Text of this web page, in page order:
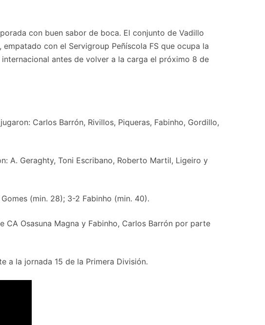
con buen sabor de boca. El conjunto de Vadillo
con el Servigroup Peñíscola FS que ocupa la
antes de volver a la carga el próximo 8 de
Carlos Barrón, Rivillos, Piqueras, Fabinho, Gordillo,
A. Geraghty, Toni Escribano, Roberto Martil, Ligeiro y
(min. 28); 3-2 Fabinho (min. 40).
Osasuna Magna y Fabinho, Carlos Barrón por parte
a la jornada 15 de la Primera División.